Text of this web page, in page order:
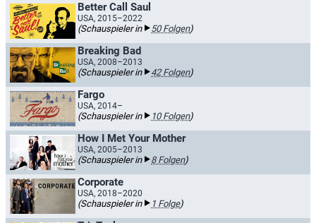
Better Call Saul
USA, 2015–2022
(Schauspieler in 50 Folgen)
Breaking Bad
USA, 2008–2013
(Schauspieler in 42 Folgen)
Fargo
USA, 2014–
(Schauspieler in 10 Folgen)
How I Met Your Mother
USA, 2005–2013
(Schauspieler in 8 Folgen)
Corporate
USA, 2018–2020
(Schauspieler in 1 Folge)